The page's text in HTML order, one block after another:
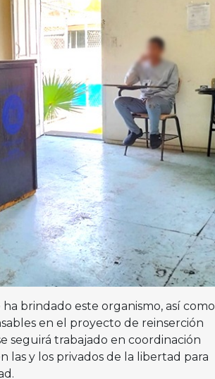
brindado este organismo, así como
en el proyecto de reinserción
seguirá trabajado en coordinación
y los privados de la libertad para